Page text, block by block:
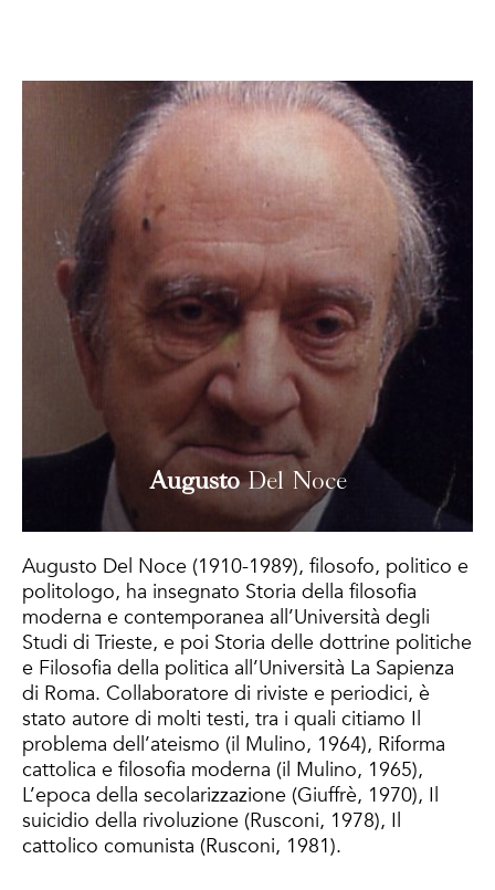
AugustoDel Noce
Augusto Del Noce (1910-1989), filosofo, politico e
politologo, ha insegnato Storia della filosofia
moderna e contemporanea all’Università degli
Studi di Trieste, e poi Storia delle dottrine politiche
e Filosofia della politica all’Università La Sapienza
di Roma. Collaboratore di riviste e periodici, è
stato autore di molti testi, tra i quali citiamo Il
problema dell’ateismo (il Mulino, 1964), Riforma
cattolica e filosofia moderna (il Mulino, 1965),
L’epoca della secolarizzazione (Giuffrè, 1970), Il
suicidio della rivoluzione (Rusconi, 1978), Il
cattolico comunista (Rusconi, 1981).